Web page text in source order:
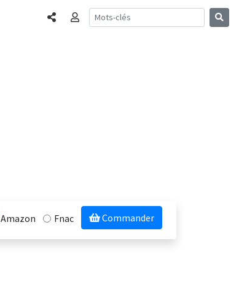
PartagerConnexion
Amazon Fnac Commander